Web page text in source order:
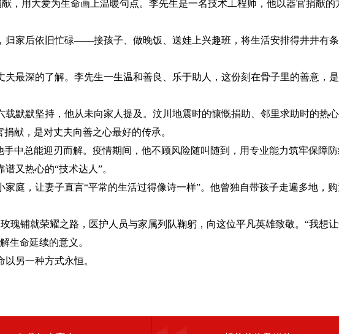
用大爱为生命画上温暖句点。李先生是一名技术工程师，他以器官捐献的
家后依旧忙碌——接孩子、做晚饭、送娃上兴趣班，将生活安排得井井有
深的了解。李先生一生温和善良、乐于助人，这份刻在骨子里的善意，
默默坚持，他从未向家人提及。汶川地震时的慷慨捐助、邻里求助时的热
献，是对丈夫向善之心最好的传承。
总能迎刃而解。疫情期间，他不顾风险随叫随到，用专业能力筑牢保障
又热心的“技术达人”。
，让妻子直言“平常的生活过得像诗一样”。他曾独自带孩子走遍多地，
铺就荣耀之路，医护人员与家属列队鞠躬，向这位平凡英雄致敬。“我想
生命延续的意义。
另一种方式永恒。